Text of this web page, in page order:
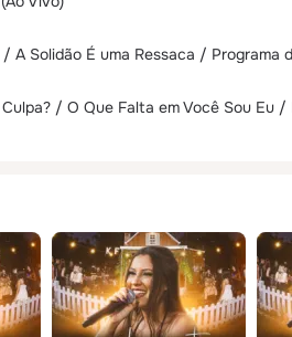
A Solidão É uma Ressaca / Programa
/ O Que Falta em Você Sou Eu